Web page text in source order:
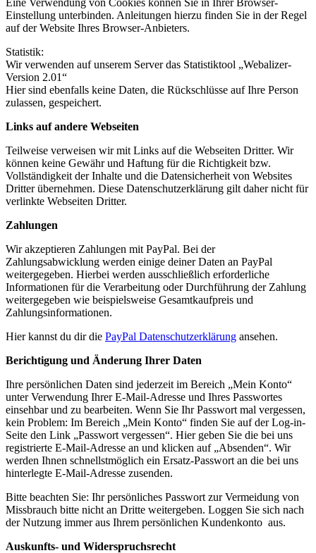
Einstellung unterbinden. Anleitungen hierzu finden Sie in der Regel
auf der Website Ihres Browser-Anbieters.
Statistik:
Wir verwenden auf unserem Server das Statistiktool „Webalizer-
Version 2.01“
Hier sind ebenfalls keine Daten, die Rückschlüsse auf Ihre Person
zulassen, gespeichert.
Links auf andere Webseiten
Teilweise verweisen wir mit Links auf die Webseiten Dritter. Wir
können keine Gewähr und Haftung für die Richtigkeit bzw.
Vollständigkeit der Inhalte und die Datensicherheit von Websites
Dritter übernehmen. Diese Datenschutzerklärung gilt daher nicht für
verlinkte Webseiten Dritter.
Zahlungen
Wir akzeptieren Zahlungen mit PayPal. Bei der
Zahlungsabwicklung werden einige deiner Daten an PayPal
weitergegeben. Hierbei werden ausschließlich erforderliche
Informationen für die Verarbeitung oder Durchführung der Zahlung
weitergegeben wie beispielsweise Gesamtkaufpreis und
Zahlungsinformationen.
Hier kannst du dir die PayPal Datenschutzerklärung ansehen.
Berichtigung und Änderung Ihrer Daten
Ihre persönlichen Daten sind jederzeit im Bereich „Mein Konto“
unter Verwendung Ihrer E-Mail-Adresse und Ihres Passwortes
einsehbar und zu bearbeiten. Wenn Sie Ihr Passwort mal vergessen,
kein Problem: Im Bereich „Mein Konto“ finden Sie auf der Log-in-
Seite den Link „Passwort vergessen“. Hier geben Sie die bei uns
registrierte E-Mail-Adresse an und klicken auf „Absenden“. Wir
werden Ihnen schnellstmöglich ein Ersatz-Passwort an die bei uns
hinterlegte E-Mail-Adresse zusenden.
Bitte beachten Sie: Ihr persönliches Passwort zur Vermeidung von
Missbrauch bitte nicht an Dritte weitergeben. Loggen Sie sich nach
der Nutzung immer aus Ihrem persönlichen Kundenkonto aus.
Auskunfts- und Widerspruchsrecht